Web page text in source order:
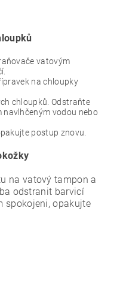
vatovým
na chloupky
chloupků. Odstraňte
vodou nebo
postup znovu.
na vatový tampon a
odstranit barvicí
spokojeni, opakujte